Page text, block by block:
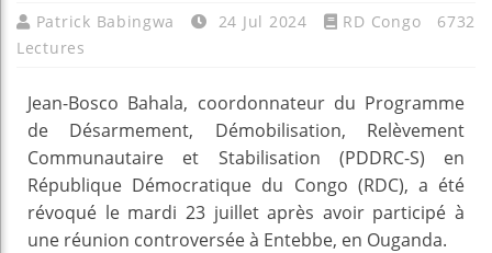
Patrick Babingwa 24 Jul 2024 RD Congo
6732
Lectures
Jean-Bosco Bahala, coordonnateur du Programme
de Désarmement, Démobilisation, Relèvement
Communautaire et Stabilisation (PDDRC-S) en
République Démocratique du Congo (RDC), a été
révoqué le mardi 23 juillet après avoir participé à
une réunion controversée à Entebbe, en Ouganda.